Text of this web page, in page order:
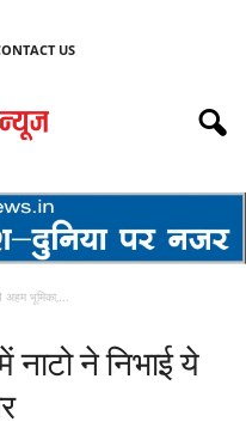
US
भूमिका,...
ने निभाई ये